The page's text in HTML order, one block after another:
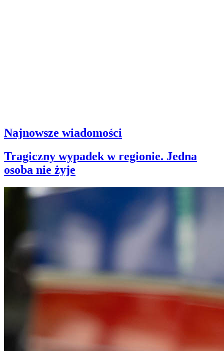
Najnowsze wiadomości
Tragiczny wypadek w regionie. Jedna
osoba nie żyje